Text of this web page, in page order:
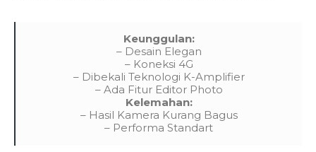
Keunggulan:
– Desain Elegan
– Koneksi 4G
– Dibekali Teknologi K-Amplifier
– Ada Fitur Editor Photo
Kelemahan:
– Hasil Kamera Kurang Bagus
– Performa Standart